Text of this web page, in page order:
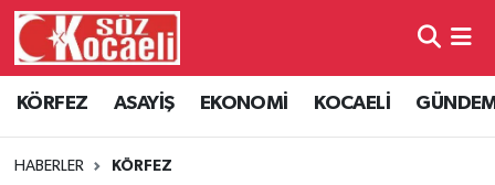
KÖRFEZ ASAYİŞ EKONOMİ KOCAELİ
HABERLER KÖRFEZ
Kocaeli Hava Durumu